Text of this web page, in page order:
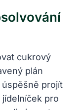
cukrový
plán
projít
pro